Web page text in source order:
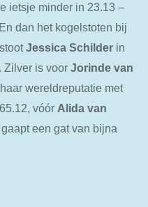
ietsje minder in 23.13 –
dan het kogelstoten bij
Jessica Schilder in
Zilver is voor Jorinde van
wereldreputatie met
vóór Alida van
een gat van bijna